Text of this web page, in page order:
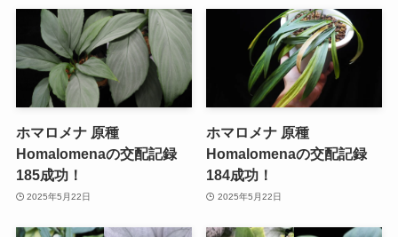
ホマロメナ 原種
Homalomenaの交配記録
185成功！
2025年5月22日
ホマロメナ 原種
Homalomenaの交配記録
184成功！
2025年5月22日